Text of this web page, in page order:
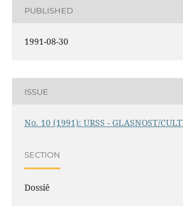
PUBLISHED
1991-08-30
ISSUE
No. 10 (1991): URSS - GLASNOST/
SECTION
Dossiê